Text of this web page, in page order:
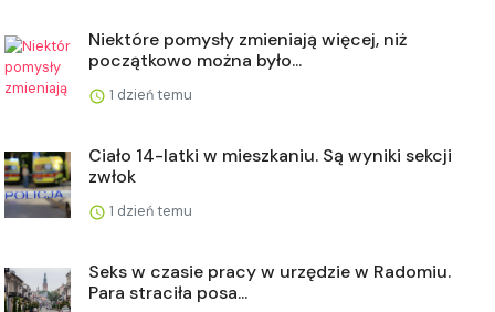
Niektóre pomysły zmieniają więcej, niż
początkowo można było...
1 dzień temu
Ciało 14-latki w mieszkaniu. Są wyniki sekcji
zwłok
1 dzień temu
Seks w czasie pracy w urzędzie w Radomiu.
Para straciła posa...